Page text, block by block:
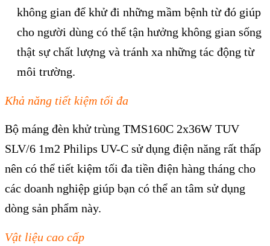
không gian để khử đi những mầm bệnh từ đó giúp
cho người dùng có thể tận hưởng không gian sống
thật sự chất lượng và tránh xa những tác động từ
môi trường.
Khả năng tiết kiệm tối đa
Bộ máng đèn khử trùng TMS160C 2x36W TUV
SLV/6 1m2 Philips UV-C sử dụng điện năng rất thấp
nên có thể tiết kiệm tối đa tiền điện hàng tháng cho
các doanh nghiệp giúp bạn có thể an tâm sử dụng
dòng sản phẩm này.
Vật liệu cao cấp